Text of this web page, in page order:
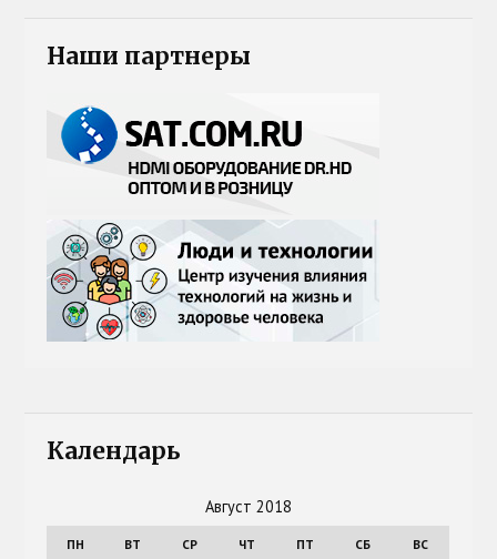
Наши партнеры
Календарь
Август 2018
ПН ВТ СР ЧТ ПТ СБ ВС